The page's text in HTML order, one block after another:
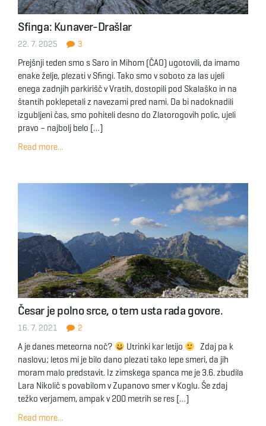
Sfinga: Kunaver-Drašlar
22. 7. 2025 3
Prejšnji teden smo s Saro in Mihom (ČAO) ugotovili, da imamo
enake želje, plezati v Sfingi. Tako smo v soboto za las ujeli
enega zadnjih parkirišč v Vratih, dostopili pod Skalaško in na
štantih poklepetali z navezami pred nami. Da bi nadoknadili
izgubljeni čas, smo pohiteli desno do Zlatorogovih polic, ujeli
pravo – najbolj belo […]
Read more...
Česar je polno srce, o tem usta rada govore.
16. 7. 2021 2
A je danes meteorna noč? Utrinki kar letijo
Zdaj pa k
naslovu; letos mi je bilo dano plezati tako lepe smeri, da jih
moram malo predstavit. Iz zimskega spanca me je 3.6. zbudila
Lara Nikolič s povabilom v Zupanovo smer v Koglu. Še zdaj
težko verjamem, ampak v 200 metrih se res […]
Read more...